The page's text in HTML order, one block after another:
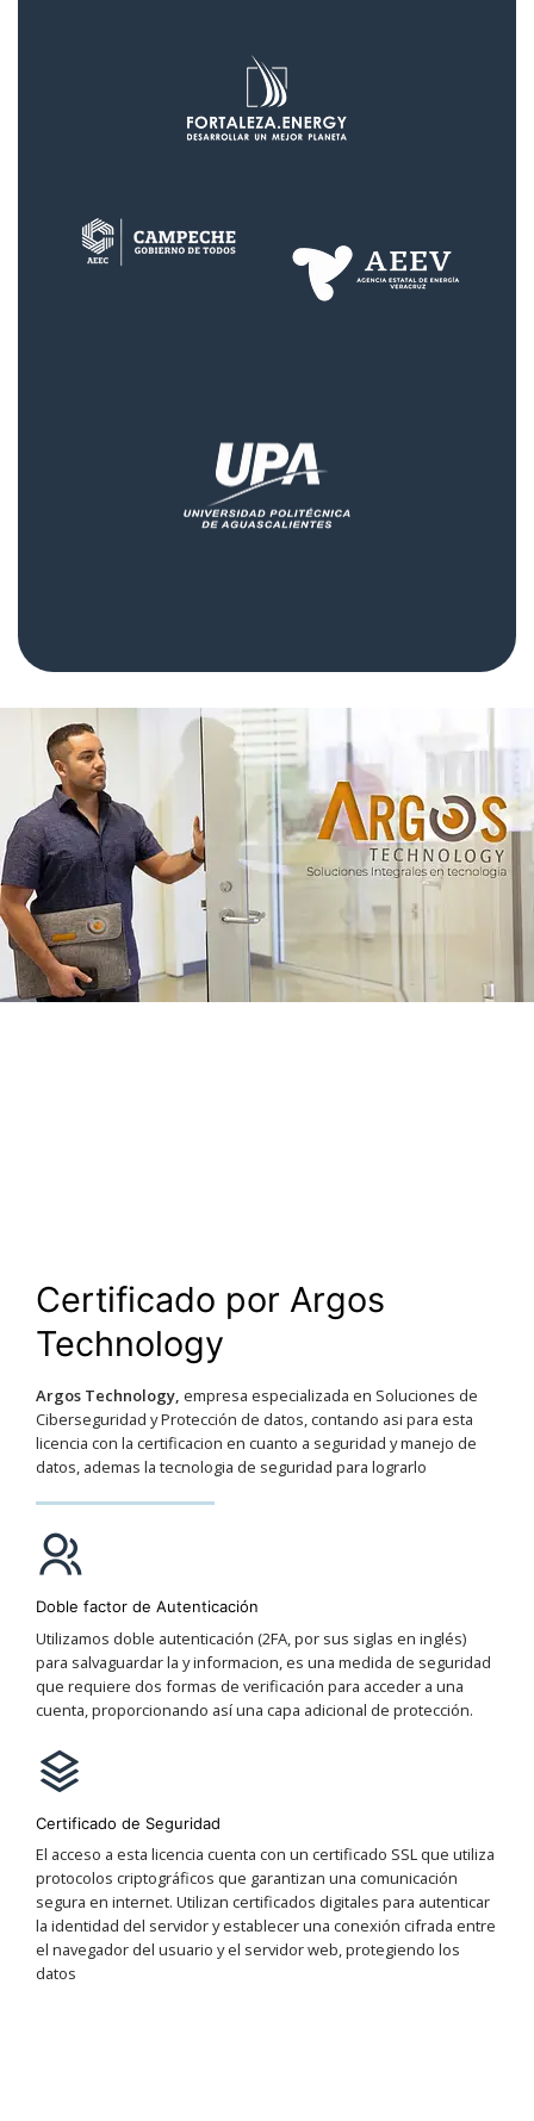
Certificado por Argos
Technology
Argos Technology, empresa especializada en Soluciones de
Ciberseguridad y Protección de datos, contando asi para esta
licencia con la certificacion en cuanto a seguridad y manejo de
datos, ademas la tecnologia de seguridad para lograrlo
Doble factor de Autenticación
Utilizamos doble autenticación (2FA, por sus siglas en inglés)
para salvaguardar la y informacion, es una medida de seguridad
que requiere dos formas de verificación para acceder a una
cuenta, proporcionando así una capa adicional de protección.
Certificado de Seguridad
El acceso a esta licencia cuenta con un certificado SSL que utiliza
protocolos criptográficos que garantizan una comunicación
segura en internet. Utilizan certificados digitales para autenticar
la identidad del servidor y establecer una conexión cifrada entre
el navegador del usuario y el servidor web, protegiendo los
datos